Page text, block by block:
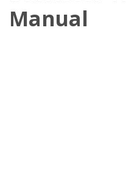
Manual